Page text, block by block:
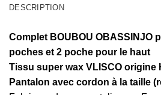
DESCRIPTION
Complet BOUBOU OBASSINJO
poches et 2 poche pour le haut
Tissu super wax VLISCO origine
Pantalon avec cordon à la taille